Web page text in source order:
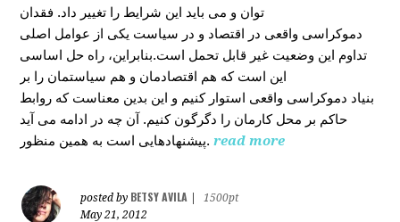
توان و می باید این شرایط را تغییر داد. فقدان
دموکراسی واقعی در اقتصاد و در سیاست یکی از عوامل اصلی
تداوم این وضعیت غیر قابل تحمل است.بنابراین، راه حل اساسی
این است که هم اقتصادمان و هم سیاستمان را بر
بنیاد دموکراسی واقعی استوار کنیم و این بدین معناست که روابط
حاکم بر محل کارمان را دگرگون کنیم. آن چه در ادامه می آید
پیشنهادهایی است به همین منظور. read more
posted by BETSY AVILA
1500pt
May 21, 2012